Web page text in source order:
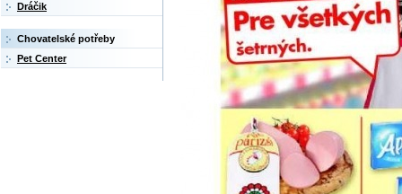
Dráčik
Chovatelské potřeby
Pet Center